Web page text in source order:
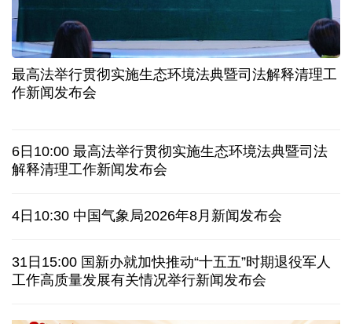
我国首个银行业数据出境负面清单备案案例落地北京
科创转型到全球布局 上海出台规划让民企敢闯敢投
宇树科技战略配售名单公布:DeepSeek、腾讯等在列
美媒称美国中情局秘密设立古巴工作组
俄外交部说日本加速"再军事化"扰乱地区及全球安全
最高法举行贯彻实施生态环境法典暨司法解释清理工
6日10:00 最高法举行贯彻实施生态环境法典暨司法
解释清理工作新闻发布会
4日10:30 中国气象局2026年8月新闻发布会